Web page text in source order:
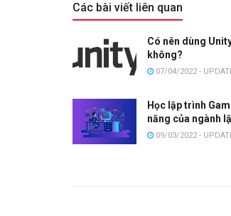
Các bài viết liên quan
Có nên dùng
không?
07/04/2022 -
Học lập trình
năng của ngành
09/03/2022 -